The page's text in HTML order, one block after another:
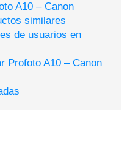
A10 – Canon
similares
de usuarios en
Profoto A10 – Canon